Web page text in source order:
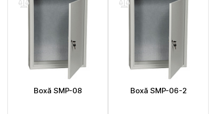
Boxă SMP-08 Boxă SMP-06-2